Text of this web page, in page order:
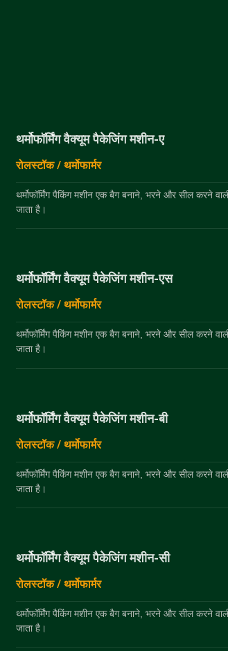
थर्मोफॉर्मिंग वैक्यूम पैकेजिंग मशीन-ए
रोलस्टॉक / थर्मोफार्मर
थर्मोफॉर्मिंग पैकिंग मशीन एक बैग बनाने, भरने और सील करने
जाता है।
थर्मोफॉर्मिंग वैक्यूम पैकेजिंग मशीन-एस
रोलस्टॉक / थर्मोफार्मर
थर्मोफॉर्मिंग पैकिंग मशीन एक बैग बनाने, भरने और सील करने
जाता है।
थर्मोफॉर्मिंग वैक्यूम पैकेजिंग मशीन-बी
रोलस्टॉक / थर्मोफार्मर
थर्मोफॉर्मिंग पैकिंग मशीन एक बैग बनाने, भरने और सील करने
जाता है।
थर्मोफॉर्मिंग वैक्यूम पैकेजिंग मशीन-सी
रोलस्टॉक / थर्मोफार्मर
थर्मोफॉर्मिंग पैकिंग मशीन एक बैग बनाने, भरने और सील करने
जाता है।